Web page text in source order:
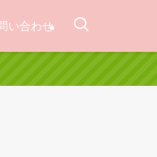
い合わせ